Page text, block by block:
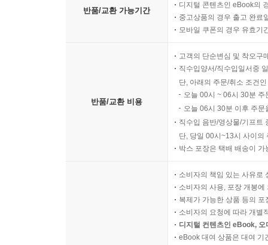
반품/교환 가능기간
디지털 콘텐츠인 eBook의
중고상품의 경우 출고 완료
모바일 쿠폰의 경우 유효기
반품/교환 비용
고객의 단순변심 및 착오구
직수입양서/직수입일서중
단, 아래의 주문/취소 조건
오늘 00시 ~ 06시 30분
오늘 06시 30분 이후 주
직수입 음반/영상물/기프트
단, 당일 00시~13시 사이의
박스 포장은 택배 배송이
소비자의 책임 있는 사유로
소비자의 사용, 포장 개봉
복제가 가능한 상품 등의
소비자의 요청에 따라 개별
디지털 컨텐츠인 eBook,
eBook 대여 상품은 대여 기